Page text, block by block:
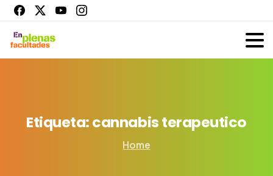
Etiqueta:cannabisterapeutico
Home